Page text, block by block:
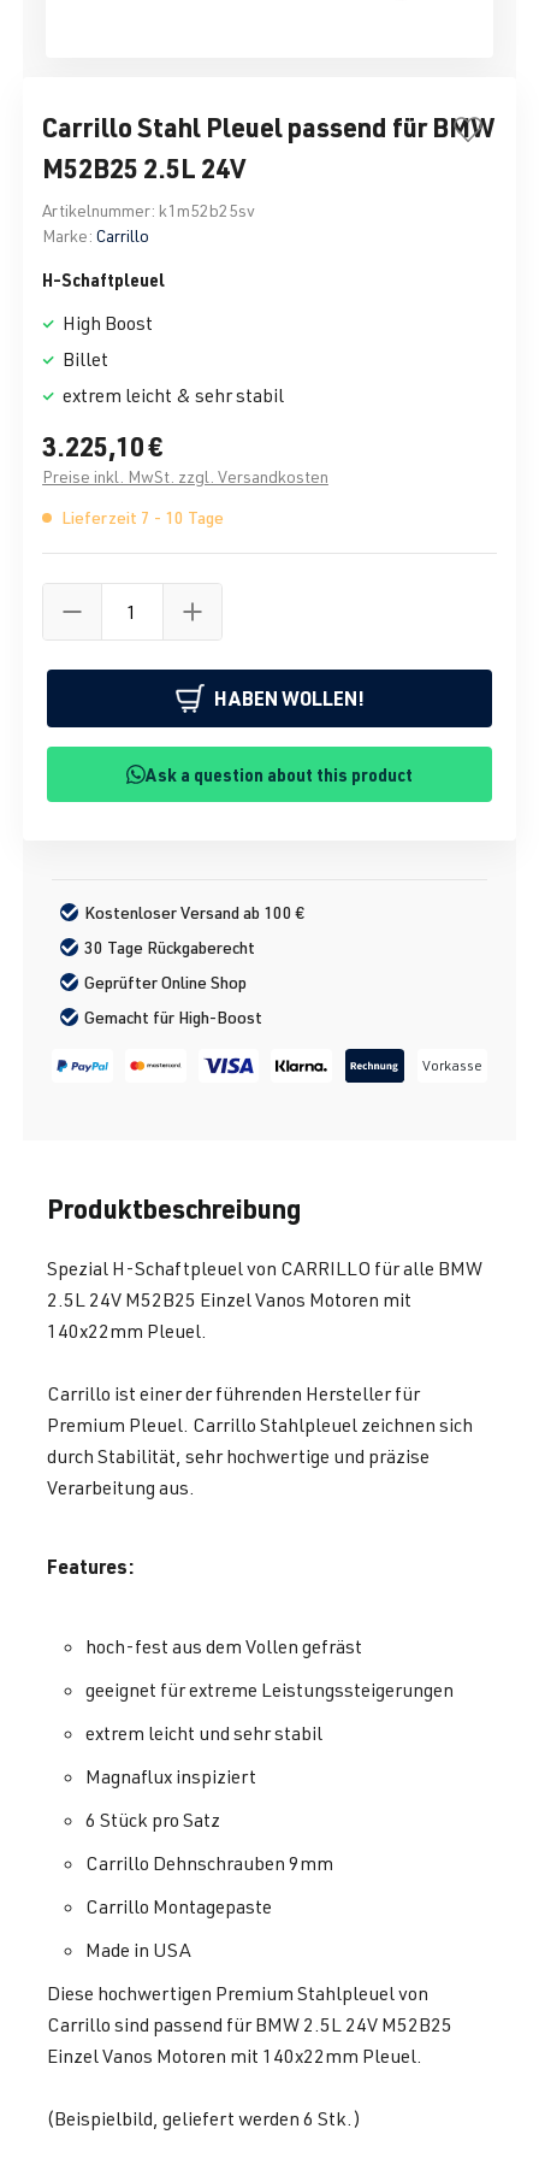
Carrillo Stahl Pleuel passend für BMW
M52B25 2.5L 24V
Artikelnummer: k1m52b25sv
Marke: Carrillo
H-Schaftpleuel
High Boost
Billet
extrem leicht & sehr stabil
3.225,10 €
Preise inkl. MwSt. zzgl. Versandkosten
Lieferzeit 7 - 10 Tage
HABEN WOLLEN!
Ask a question about this product
Kostenloser Versand ab 100 €
30 Tage Rückgaberecht
Geprüfter Online Shop
Gemacht für High-Boost
Vorkasse
Produktbeschreibung
Spezial H-Schaftpleuel von CARRILLO für alle BMW
2.5L 24V M52B25 Einzel Vanos Motoren mit
140x22mm Pleuel.
Carrillo ist einer der führenden Hersteller für
Premium Pleuel. Carrillo Stahlpleuel zeichnen sich
durch Stabilität, sehr hochwertige und präzise
Verarbeitung aus.
Features:
hoch-fest aus dem Vollen gefräst
geeignet für extreme Leistungssteigerungen
extrem leicht und sehr stabil
Magnaflux inspiziert
6 Stück pro Satz
Carrillo Dehnschrauben 9mm
Carrillo Montagepaste
Made in USA
Diese hochwertigen Premium Stahlpleuel von
Carrillo sind passend für BMW 2.5L 24V M52B25
Einzel Vanos Motoren mit 140x22mm Pleuel.
(Beispielbild, geliefert werden 6 Stk.)